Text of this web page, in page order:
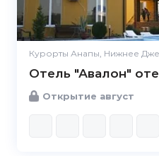
Курорты Анапы, Нижнее
Отель "Авалон"
Открытие август